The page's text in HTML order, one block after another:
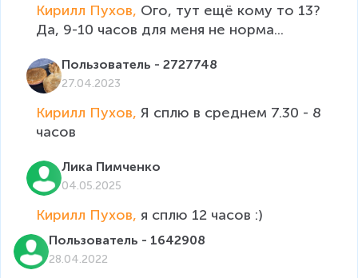
Кирилл Пухов, Ого, тут ещё кому то 13?
Да, 9-10 часов для меня не норма...
Пользователь - 2727748
27.04.2023
Кирилл Пухов, Я сплю в среднем 7.30 - 8
часов
Лика Пимченко
04.05.2025
Кирилл Пухов, я сплю 12 часов :)
Пользователь - 1642908
28.04.2022